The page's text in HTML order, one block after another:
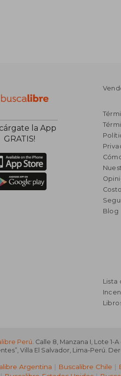
la App
GRATIS!
Blog
Lista
Perú. Calle 8, Manzana I, Lote 1-
Villa El Salvador, Lima-Perú.
Argentina | Buscalibre Chile |